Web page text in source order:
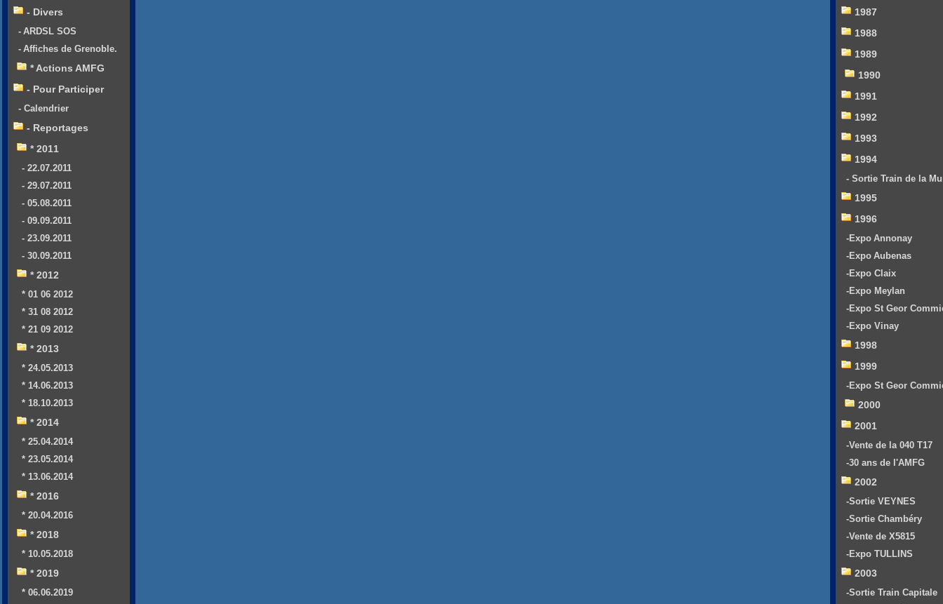
- Divers
- ARDSL SOS
- Affiches de Grenoble.
* Actions AMFG
- Pour Participer
- Calendrier
- Reportages
* 2011
- 22.07.2011
- 29.07.2011
- 05.08.2011
- 09.09.2011
- 23.09.2011
- 30.09.2011
* 2012
* 01 06 2012
* 31 08 2012
* 21 09 2012
* 2013
* 24.05.2013
* 14.06.2013
* 18.10.2013
* 2014
* 25.04.2014
* 23.05.2014
* 13.06.2014
* 2016
* 20.04.2016
* 2018
* 10.05.2018
* 2019
* 06.06.2019
1987
1988
1989
1990
1991
1992
1993
1994
- Sortie Train de la
1995
1996
-Expo Annonay
-Expo Aubenas
-Expo Claix
-Expo Meylan
-Expo St Geor
-Expo Vinay
1998
1999
-Expo St Geor
2000
2001
-Vente de la 040 T17
-30 ans de l'AMFG
2002
-Sortie VEYNES
-Sortie Chambéry
-Vente de X5815
-Expo TULLINS
2003
-Sortie Train Capitale